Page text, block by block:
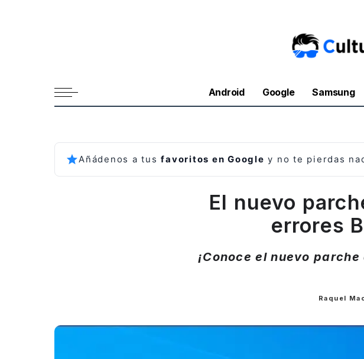
Android Google Samsung
Añádenos a tusfavoritos en Google y no te pierdas
El nuevo
errores
¡Conoce el nuevo
Posted
Raquel